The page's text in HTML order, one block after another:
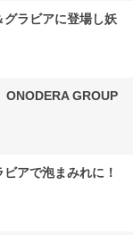
ラビアに登場し妖
GROUP
アで泡まみれに！